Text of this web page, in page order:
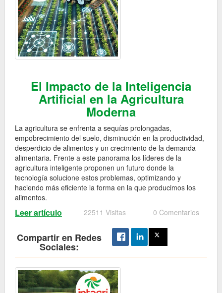
El Impacto de la Inteligencia
Artificial en la Agricultura
Moderna
La agricultura se enfrenta a sequías prolongadas,
empobrecimiento del suelo, disminución en la productividad,
desperdicio de alimentos y un crecimiento de la demanda
alimentaria. Frente a este panorama los líderes de la
agricultura inteligente proponen un futuro donde la
tecnología solucione estos problemas, optimizando y
haciendo más eficiente la forma en la que producimos los
alimentos.
Leer artículo 22511 Visitas 0 Comentarios
Compartir en Redes
Sociales: